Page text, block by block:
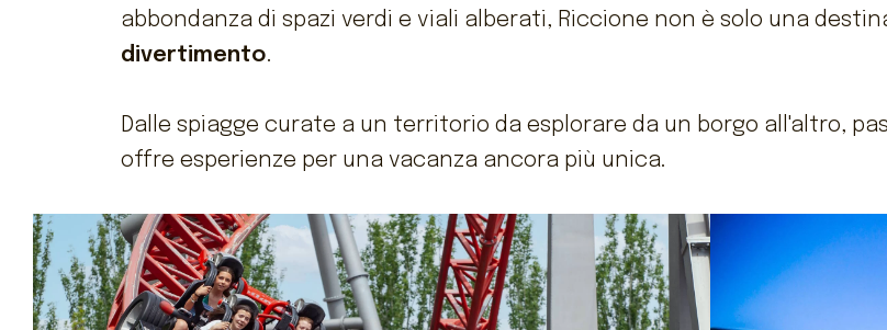
abbondanza di spazi verdi e viali alberati, Riccione non è solo una
divertimento.
Dalle spiagge curate a un territorio da esplorare da un borgo all'altro,
offre esperienze per una vacanza ancora più unica.